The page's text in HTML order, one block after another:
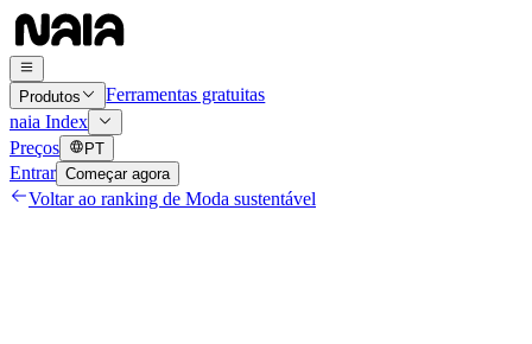
Produtos
Ferramentas gratuitas
naia Index
Preços
PT
Entrar Começar agora
Voltar ao ranking de Moda sustentável